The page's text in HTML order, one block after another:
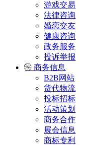
游戏交易
法律咨询
婚恋交友
健康咨询
政务服务
投诉举报
商务信息
B2B网站
货代物流
投标招标
活动策划
商务合作
展会信息
商标专利